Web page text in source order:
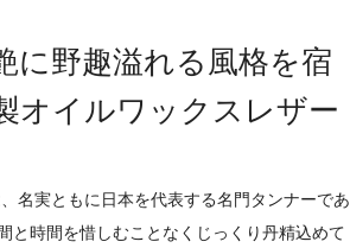
に野趣溢れる風格を宿
オイルワックスレザー
名実ともに日本を代表する名門タンナーであ
と時間を惜しむことなくじっくり丹精込めて